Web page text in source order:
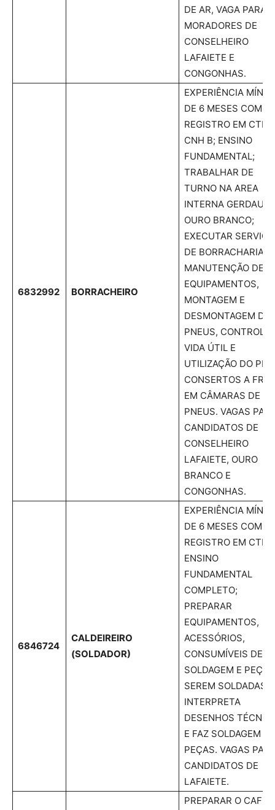
DE AR, VAGA PARA
MORADORES DE
CONSELHEIRO
LAFAIETE E
CONGONHAS.
6832992 BORRACHEIRO
EXPERIÊNCIA
DE 6 MESES COM
REGISTRO EM
CNH B; ENSINO
FUNDAMENTAL;
TRABALHAR DE
TURNO NA AREA
INTERNA GERDAU
OURO BRANCO;
EXECUTAR
DE BORRACHARIA,
MANUTENÇÃO DE
EQUIPAMENTOS,
MONTAGEM E
DESMONTAGEM DE
PNEUS,
VIDA ÚTIL E
UTILIZAÇÃO DO
CONSERTOS A FRIO
EM CÂMARAS DE
PNEUS. VAGAS
CANDIDATOS DE
CONSELHEIRO
LAFAIETE, OURO
BRANCO E
CONGONHAS.
6846724
CALDEIREIRO
(SOLDADOR)
EXPERIÊNCIA
DE 6 MESES COM
REGISTRO EM
ENSINO
FUNDAMENTAL
COMPLETO;
PREPARAR
EQUIPAMENTOS,
ACESSÓRIOS,
CONSUMÍVEIS DE
SOLDAGEM E
SEREM SOLDADAS.
INTERPRETA
DESENHOS
E FAZ SOLDAGEM DE
PEÇAS. VAGAS
CANDIDATOS DE
LAFAIETE.
PREPARAR O CAFÉ